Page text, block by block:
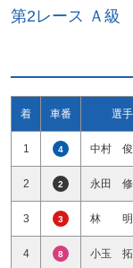
第2レース
着 車番 選
1 4 中村
2 2 永田
3 3 林
4 8 小玉